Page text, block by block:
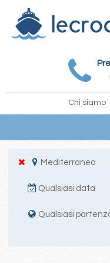
Chi siamo
Mediterraneo
Qualsiasi data
Qualsiasi